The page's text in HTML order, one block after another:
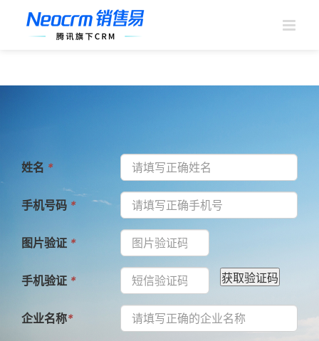
姓名 *
手机号码 *
图片验证 *
手机验证 *
企业名称*